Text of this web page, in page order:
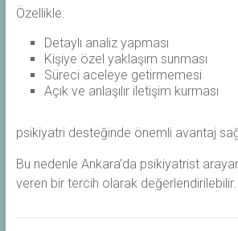
Özellikle:
Detaylı analiz yapması
Kişiye özel yaklaşım sunması
Süreci aceleye getirmemesi
Açık ve anlaşılır iletişim kurması
psikiyatri desteğinde önemli avantaj
Bu nedenle Ankara’da psikiyatrist
veren bir tercih olarak değerlendirilebilir.